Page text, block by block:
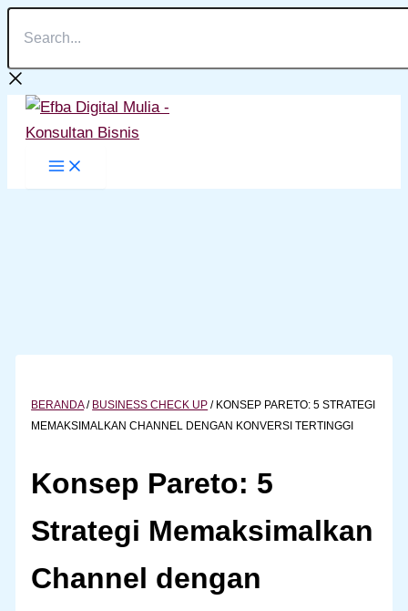
konten
Search...
BERANDA/ BUSINESS CHECK UP / KONSEP PARETO: 5 STRATEGI
MEMAKSIMALKAN CHANNEL DENGAN KONVERSI TERTINGGI
Konsep Pareto: 5
Strategi Memaksimalkan
Channel dengan